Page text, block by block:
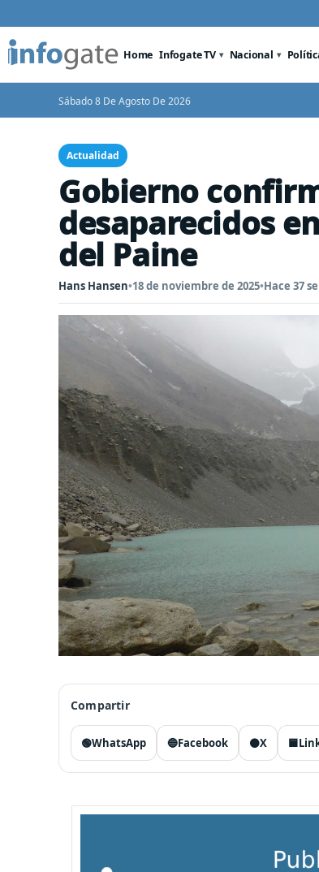
Home Infogate TV Nacional
Sábado 8 De Agosto De 2026
Actualidad
Gobierno
desaparecidos
del Paine
Hans Hansen•18 de noviembre de 2025•Hace 37
Compartir
🟢WhatsApp 🔵Facebook ⚫X 🟦